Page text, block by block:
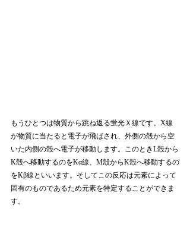
もうひとつは物質から跳ね返る蛍光Ｘ線です。X線
が物質に当たると電子が飛ばされ、外側の殻から空
いた内側の殻へ電子が移動します。このときL殻から
K殻へ移動するのをKα線、M殻からK殻へ移動するの
をKβ線といいます。そしてこの反応は元素によって
固有のものであるため元素を特定することができま
す。